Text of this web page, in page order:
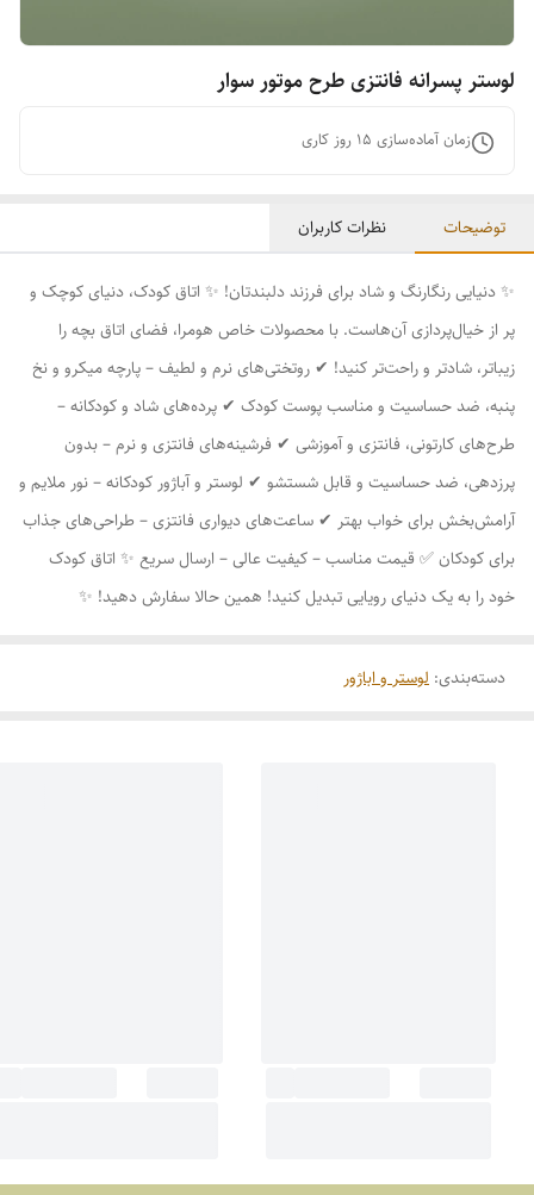
لوستر پسرانه فانتزی طرح موتور سوار
زمان آماده‌سازی 15 روز کاری
توضیحات نظرات کاربران
✨ دنیایی رنگارنگ و شاد برای فرزند دلبندتان! ✨ اتاق کودک، دنیای کوچک و
پر از خیال‌پردازی آن‌هاست. با محصولات خاص هومرا، فضای اتاق بچه را
زیباتر، شادتر و راحت‌تر کنید! ✔ روتختی‌های نرم و لطیف – پارچه میکرو و نخ
پنبه، ضد حساسیت و مناسب پوست کودک ✔ پرده‌های شاد و کودکانه –
طرح‌های کارتونی، فانتزی و آموزشی ✔ فرشینه‌های فانتزی و نرم – بدون
پرزدهی، ضد حساسیت و قابل شستشو ✔ لوستر و آباژور کودکانه – نور ملایم و
آرامش‌بخش برای خواب بهتر ✔ ساعت‌های دیواری فانتزی – طراحی‌های جذاب
برای کودکان ✅ قیمت مناسب – کیفیت عالی – ارسال سریع ✨ اتاق کودک
خود را به یک دنیای رویایی تبدیل کنید! همین حالا سفارش دهید! ✨
دسته‌بندی: لوستر و اباژور